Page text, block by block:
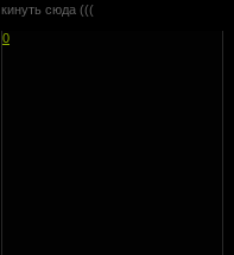
кинуть сюда (((
0